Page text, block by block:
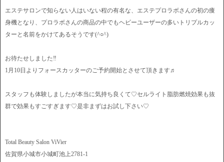
エステサロンで知らない人はいない程の有名な、エステプロラボさんの初の痩
身機となり、プロラボさんの商品の中でもヘビーユーザーの多いトリプルカッ
ターと名前をかけてあるそうです(^○^)
お待たせしました‼︎
1月10日よりフォースカッターのご予約開始とさせて頂きます♬
スタッフも体験しましたが本当に気持ち良くて♡セルライト脂肪燃焼効果も抜
群で効果もすごすぎます♡是非まずはお試し下さい♡
Total Beauty Salon ViVier
佐賀県小城市小城町池上2781-1